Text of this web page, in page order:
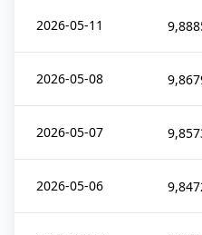
2026-05-11
2026-05-08
2026-05-07
2026-05-06